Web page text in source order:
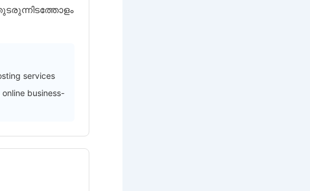
services
business-